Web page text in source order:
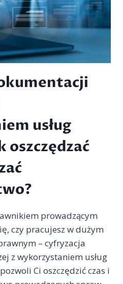
usług
oszczędzać
prowadzącym
czy pracujesz w dużym
– cyfryzacja
z wykorzystaniem usług
Ci oszczędzić czas i